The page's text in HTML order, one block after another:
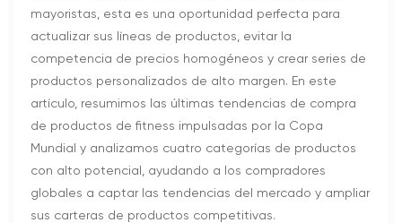
mayoristas, esta es una oportunidad perfecta para
actualizar sus líneas de productos, evitar la
competencia de precios homogéneos y crear series de
productos personalizados de alto margen. En este
artículo, resumimos las últimas tendencias de compra
de productos de fitness impulsadas por la Copa
Mundial y analizamos cuatro categorías de productos
con alto potencial, ayudando a los compradores
globales a captar las tendencias del mercado y ampliar
sus carteras de productos competitivas.